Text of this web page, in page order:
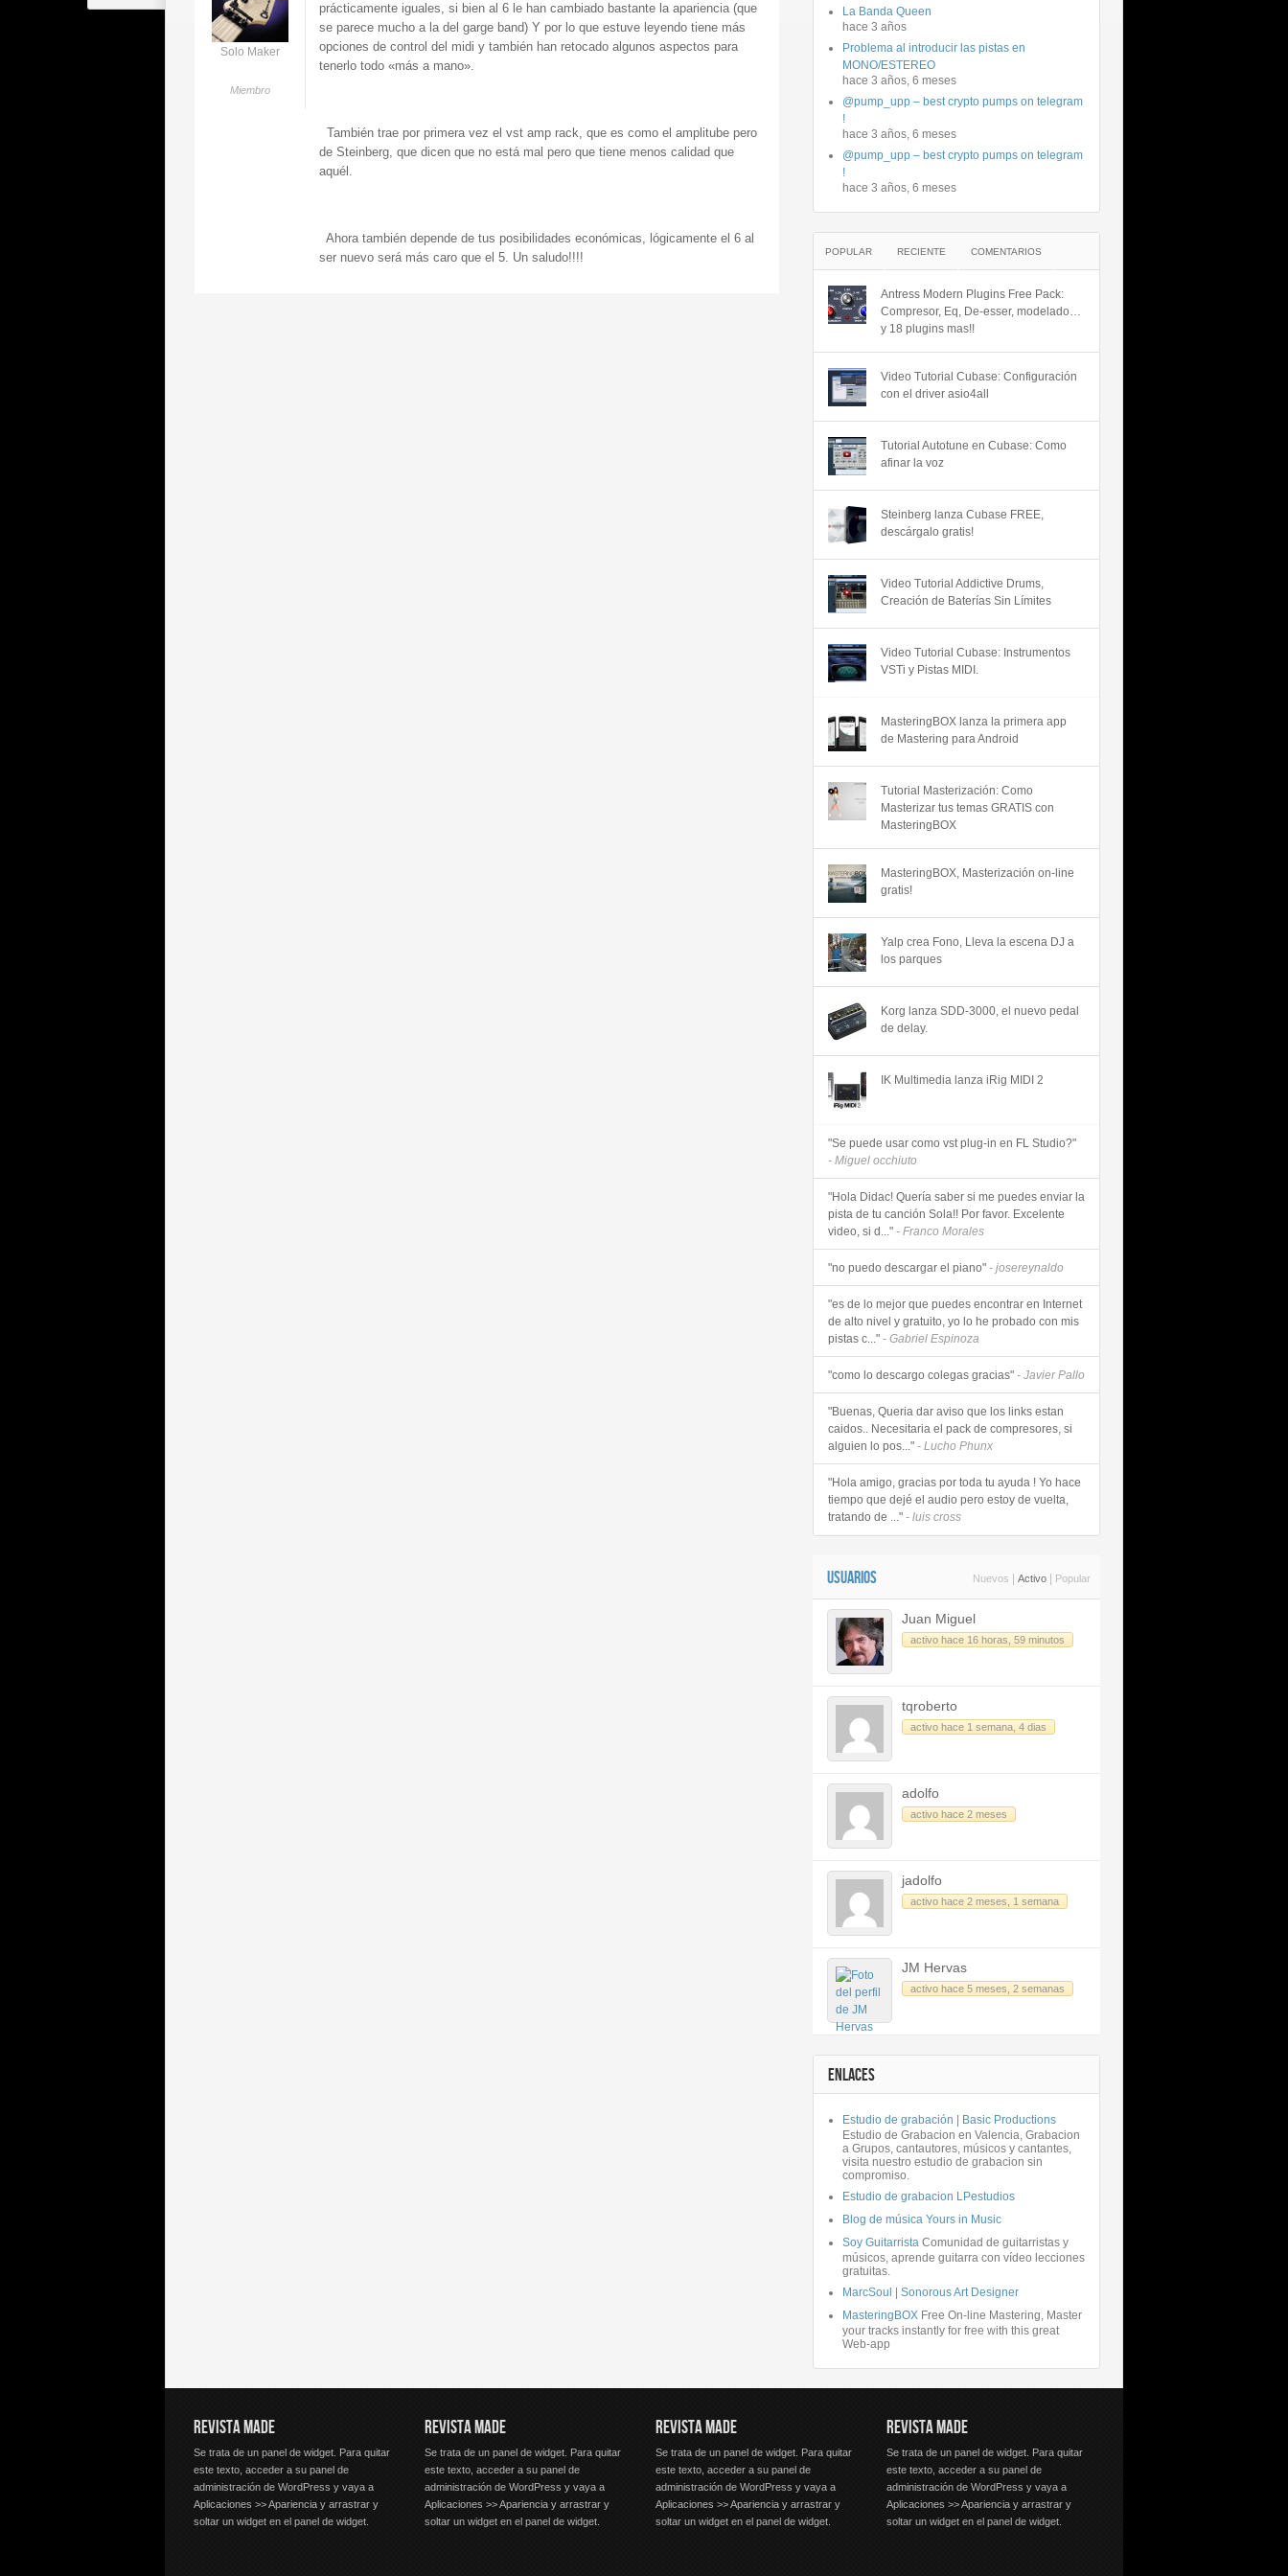
Solo Maker
Miembro
prácticamente iguales, si bien al 6 le han cambiado bastante la apariencia (que
se parece mucho a la del garge band) Y por lo que estuve leyendo tiene más
opciones de control del midi y también han retocado algunos aspectos para
tenerlo todo «más a mano».
También trae por primera vez el vst amp rack, que es como el amplitube pero
de Steinberg, que dicen que no está mal pero que tiene menos calidad que
aquél.
Ahora también depende de tus posibilidades económicas, lógicamente el 6 al
ser nuevo será más caro que el 5. Un saludo!!!!
La Banda Queen
hace 3 años
Problema al introducir las pistas en
MONO/ESTEREO
hace 3 años, 6 meses
@pump_upp – best crypto pumps on telegram
!
hace 3 años, 6 meses
@pump_upp – best crypto pumps on telegram
!
hace 3 años, 6 meses
POPULAR RECIENTE COMENTARIOS
Antress Modern Plugins Free Pack:
Compresor, Eq, De-esser, modelado…
y 18 plugins mas!!
Video Tutorial Cubase: Configuración
con el driver asio4all
Tutorial Autotune en Cubase: Como
afinar la voz
Steinberg lanza Cubase FREE,
descárgalo gratis!
Video Tutorial Addictive Drums,
Creación de Baterías Sin Límites
Video Tutorial Cubase: Instrumentos
VSTi y Pistas MIDI.
MasteringBOX lanza la primera app
de Mastering para Android
Tutorial Masterización: Como
Masterizar tus temas GRATIS con
MasteringBOX
MasteringBOX, Masterización on-line
gratis!
Yalp crea Fono, Lleva la escena DJ a
los parques
Korg lanza SDD-3000, el nuevo pedal
de delay.
IK Multimedia lanza iRig MIDI 2
"Se puede usar como vst plug-in en FL Studio?"
- Miguel occhiuto
"Hola Didac! Quería saber si me puedes enviar la
pista de tu canción Sola!! Por favor. Excelente
video, si d..." - Franco Morales
"no puedo descargar el piano" - josereynaldo
"es de lo mejor que puedes encontrar en Internet
de alto nivel y gratuito, yo lo he probado con mis
pistas c..." - Gabriel Espinoza
"como lo descargo colegas gracias" - Javier Pallo
"Buenas, Queria dar aviso que los links estan
caidos.. Necesitaria el pack de compresores, si
alguien lo pos..." - Lucho Phunx
"Hola amigo, gracias por toda tu ayuda ! Yo hace
tiempo que dejé el audio pero estoy de vuelta,
tratando de ..." - luis cross
USUARIOS Nuevos Activo Popular
Juan Miguel
activo hace 16 horas, 59 minutos
tqroberto
activo hace 1 semana, 4 dias
adolfo
activo hace 2 meses
jadolfo
activo hace 2 meses, 1 semana
JM Hervas
activo hace 5 meses, 2 semanas
ENLACES
Estudio de grabación | Basic Productions
Estudio de Grabacion en Valencia, Grabacion
a Grupos, cantautores, músicos y cantantes,
visita nuestro estudio de grabacion sin
compromiso.
Estudio de grabacion LPestudios
Blog de música Yours in Music
Soy Guitarrista Comunidad de guitarristas y
músicos, aprende guitarra con vídeo lecciones
gratuitas.
MarcSoul | Sonorous Art Designer
MasteringBOX Free On-line Mastering, Master
your tracks instantly for free with this great
Web-app
REVISTA MADE
Se trata de un panel de widget. Para quitar
este texto, acceder a su panel de
administración de WordPress y vaya a
Aplicaciones >> Apariencia y arrastrar y
soltar un widget en el panel de widget.
REVISTA MADE
Se trata de un panel de widget. Para quitar
este texto, acceder a su panel de
administración de WordPress y vaya a
Aplicaciones >> Apariencia y arrastrar y
soltar un widget en el panel de widget.
REVISTA MADE
Se trata de un panel de widget. Para quitar
este texto, acceder a su panel de
administración de WordPress y vaya a
Aplicaciones >> Apariencia y arrastrar y
soltar un widget en el panel de widget.
REVISTA MADE
Se trata de un panel de widget. Para quitar
este texto, acceder a su panel de
administración de WordPress y vaya a
Aplicaciones >> Apariencia y arrastrar y
soltar un widget en el panel de widget.